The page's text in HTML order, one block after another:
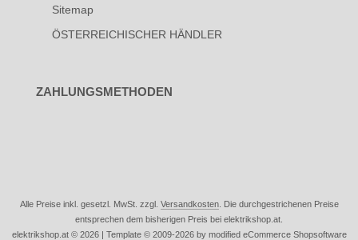
Sitemap
ÖSTERREICHISCHER HÄNDLER
ZAHLUNGSMETHODEN
Alle Preise inkl. gesetzl. MwSt. zzgl. Versandkosten. Die durchgestrichenen Preise
entsprechen dem bisherigen Preis bei elektrikshop.at.
elektrikshop.at © 2026 | Template © 2009-2026 by modified eCommerce Shopsoftware